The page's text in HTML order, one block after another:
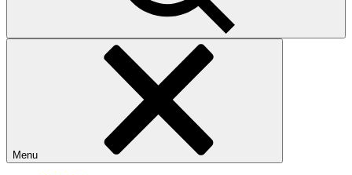
Menu